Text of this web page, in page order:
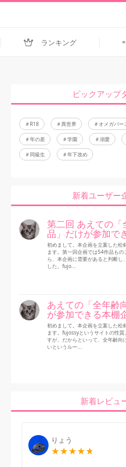
ランキング
ピックアップ
R18 異世界 オメガバー
年の差 学園 溺愛
同級生 年下攻め
新着ユーザー
第二回 あえての「
品」だけが参加で
初めまして。本企画を立案した松
ます。第一回企画では54作品も
ら、本企画に需要があると判断し
した。fujo...
あえての「全年齢
が参加できる本棚
初めまして。本企画を立案した松
ます。fujossyというサイトの性
すが、だからといって、全年齢向
いというルー...
新着レビュ
りょう